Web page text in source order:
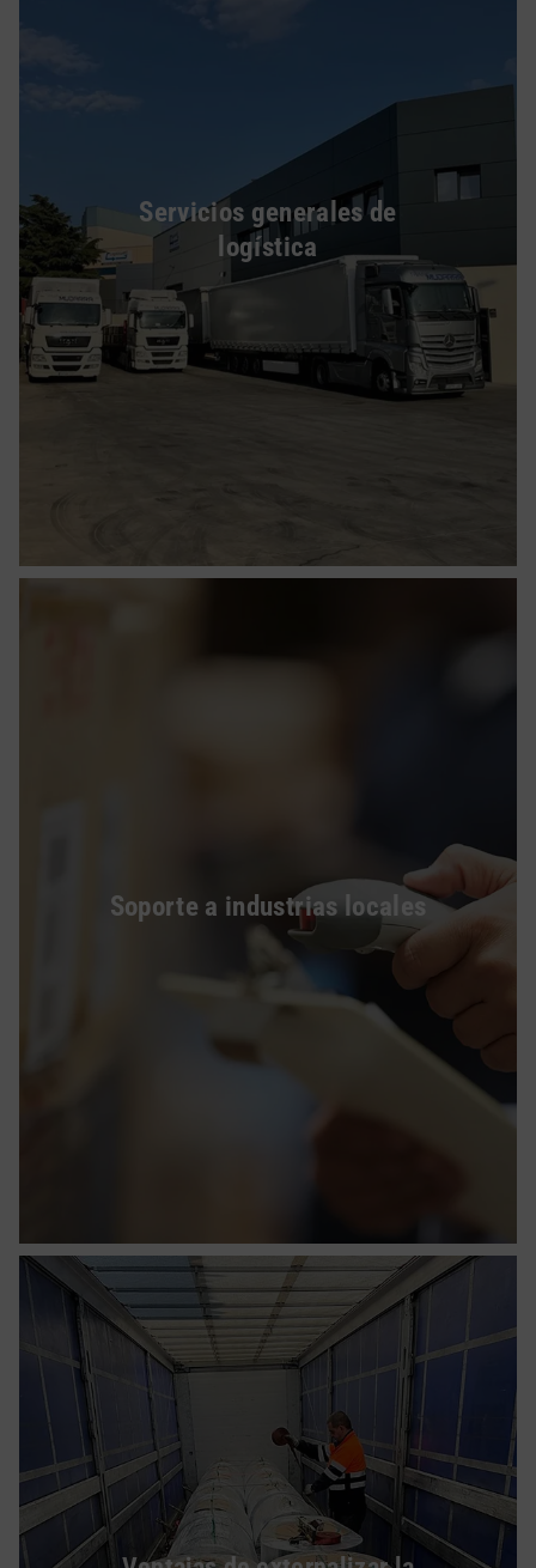
Servicios generales de
logística
Soporte a industrias locales